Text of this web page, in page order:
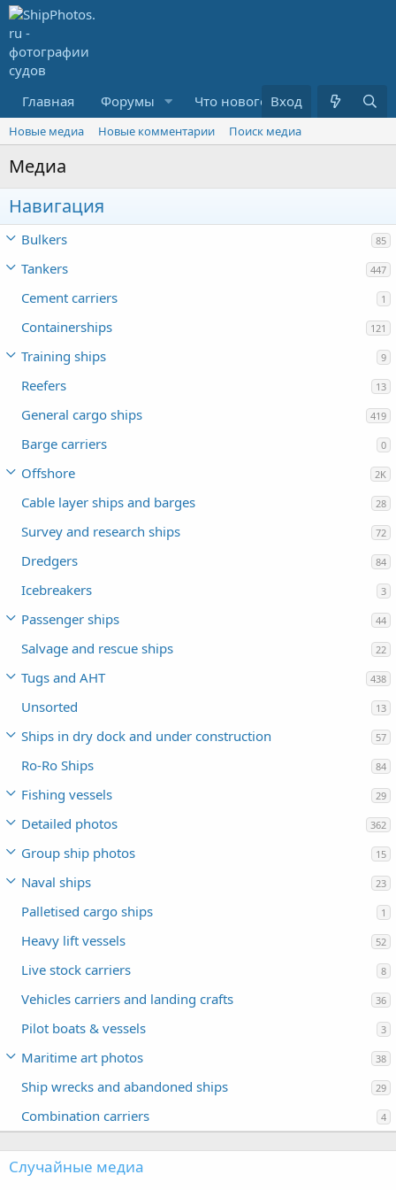
Главная Форумы Что нового? Медиа
Вход
Новые медиа Новые комментарии Поиск медиа
Медиа
Навигация
Bulkers 85
Tankers 447
Cement carriers 1
Containerships 121
Training ships 9
Reefers 13
General cargo ships 419
Barge carriers 0
Offshore 2K
Cable layer ships and barges 28
Survey and research ships 72
Dredgers 84
Icebreakers 3
Passenger ships 44
Salvage and rescue ships 22
Tugs and AHT 438
Unsorted 13
Ships in dry dock and under construction 57
Ro-Ro Ships 84
Fishing vessels 29
Detailed photos 362
Group ship photos 15
Naval ships 23
Palletised cargo ships 1
Heavy lift vessels 52
Live stock carriers 8
Vehicles carriers and landing crafts 36
Pilot boats & vessels 3
Maritime art photos 38
Ship wrecks and abandoned ships 29
Combination carriers 4
Случайные медиа